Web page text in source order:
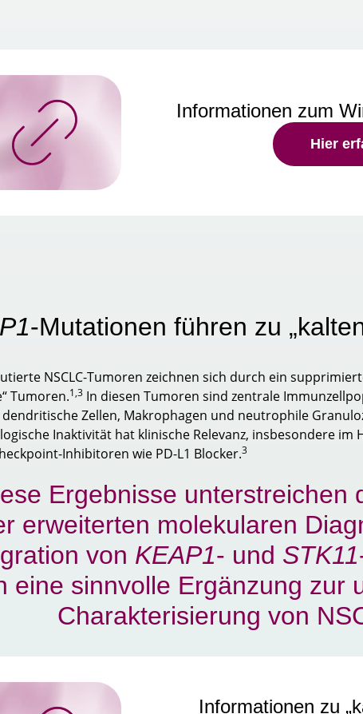
Informationen zum
Hier
-Mutationen führen zu
NSCLC-Tumoren zeichnen sich durch ein
Tumoren.1,3 In diesen Tumoren sind zentrale
dendritische Zellen, Makrophagen und neutrophile
Inaktivität hat klinische Relevanz, insbesondere
Inhibitoren wie PD-L1 Blocker.3
Ergebnisse unterstreichen
erweiterten molekularen
von KEAP1- und STK11
eine sinnvolle Ergänzung zur
Charakterisierung von
Informationen zu